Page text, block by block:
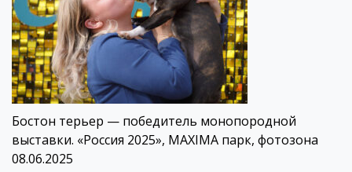
Бостон терьер — победитель монопородной
выставки. «Россия 2025», MAXIMA парк, фотозона
08.06.2025